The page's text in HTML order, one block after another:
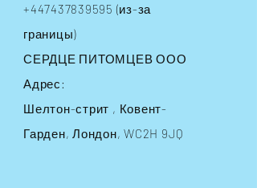
+447437839595 (из-за
границы)
СЕРДЦЕ ПИТОМЦЕВ ООО
Адрес:
Шелтон-стрит , Ковент-
Гарден, Лондон, WC2H 9JQ